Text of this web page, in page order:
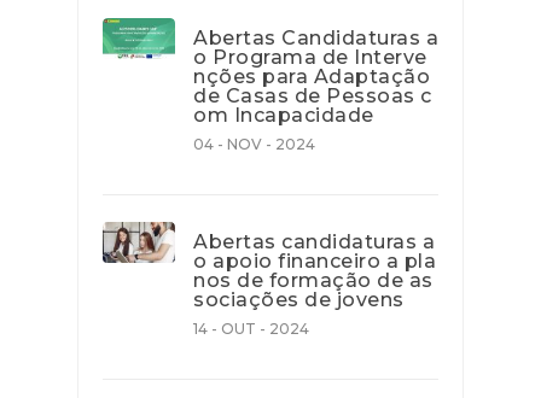
Abertas Candidaturas a
o Programa de Interve
nções para Adaptação
de Casas de Pessoas c
om Incapacidade
04 - NOV - 2024
Abertas candidaturas a
o apoio financeiro a pla
nos de formação de as
sociações de jovens
14 - OUT - 2024